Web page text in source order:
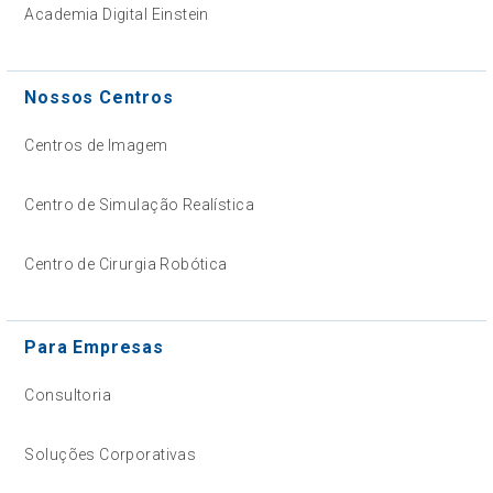
Academia Digital Einstein
Nossos Centros
Centros de Imagem
Centro de Simulação Realística
Centro de Cirurgia Robótica
Para Empresas
Consultoria
Soluções Corporativas